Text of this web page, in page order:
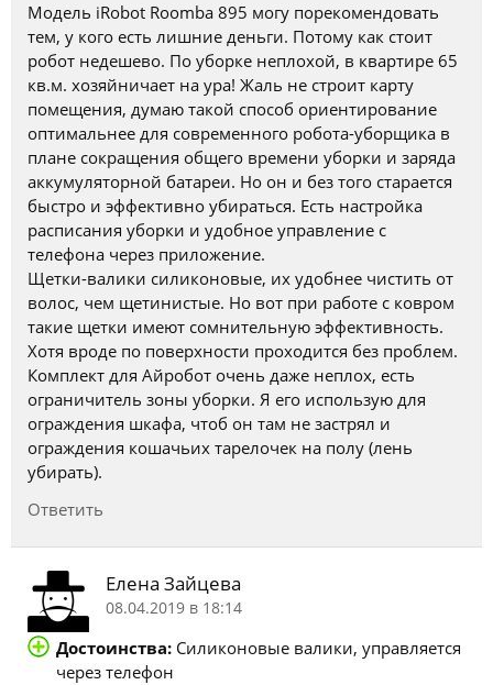
Модель iRobot Roomba 895 могу порекомендовать
тем, у кого есть лишние деньги. Потому как стоит
робот недешево. По уборке неплохой, в квартире 65
кв.м. хозяйничает на ура! Жаль не строит карту
помещения, думаю такой способ ориентирование
оптимальнее для современного робота-уборщика в
плане сокращения общего времени уборки и заряда
аккумуляторной батареи. Но он и без того старается
быстро и эффективно убираться. Есть настройка
расписания уборки и удобное управление с
телефона через приложение.
Щетки-валики силиконовые, их удобнее чистить от
волос, чем щетинистые. Но вот при работе с ковром
такие щетки имеют сомнительную эффективность.
Хотя вроде по поверхности проходится без проблем.
Комплект для Айробот очень даже неплох, есть
ограничитель зоны уборки. Я его использую для
ограждения шкафа, чтоб он там не застрял и
ограждения кошачьих тарелочек на полу (лень
убирать).
Ответить
Елена Зайцева
08.04.2019 в 18:14
Достоинства: Силиконовые валики, управляется
через телефон